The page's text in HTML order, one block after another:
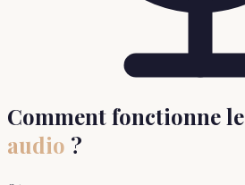
Comment fonctionne le
audio ?